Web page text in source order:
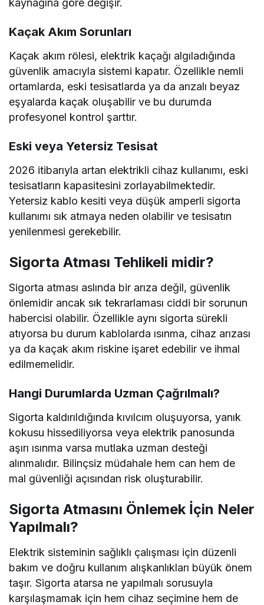
kaynağına göre değişir.
Kaçak Akım Sorunları
Kaçak akım rölesi, elektrik kaçağı algıladığında
güvenlik amacıyla sistemi kapatır. Özellikle nemli
ortamlarda, eski tesisatlarda ya da arızalı beyaz
eşyalarda kaçak oluşabilir ve bu durumda
profesyonel kontrol şarttır.
Eski veya Yetersiz Tesisat
2026 itibarıyla artan elektrikli cihaz kullanımı, eski
tesisatların kapasitesini zorlayabilmektedir.
Yetersiz kablo kesiti veya düşük amperli sigorta
kullanımı sık atmaya neden olabilir ve tesisatın
yenilenmesi gerekebilir.
Sigorta Atması Tehlikeli midir?
Sigorta atması aslında bir arıza değil, güvenlik
önlemidir ancak sık tekrarlaması ciddi bir sorunun
habercisi olabilir. Özellikle aynı sigorta sürekli
atıyorsa bu durum kablolarda ısınma, cihaz arızası
ya da kaçak akım riskine işaret edebilir ve ihmal
edilmemelidir.
Hangi Durumlarda Uzman Çağrılmalı?
Sigorta kaldırıldığında kıvılcım oluşuyorsa, yanık
kokusu hissediliyorsa veya elektrik panosunda
aşırı ısınma varsa mutlaka uzman desteği
alınmalıdır. Bilinçsiz müdahale hem can hem de
mal güvenliği açısından risk oluşturabilir.
Sigorta Atmasını Önlemek İçin Neler
Yapılmalı?
Elektrik sisteminin sağlıklı çalışması için düzenli
bakım ve doğru kullanım alışkanlıkları büyük önem
taşır. Sigorta atarsa ne yapılmalı sorusuyla
karşılaşmamak için hem cihaz seçimine hem de